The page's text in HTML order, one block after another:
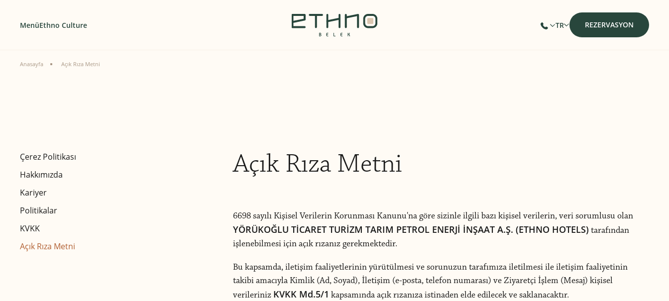
MenüEthno Culture TR REZERVASYON
Anasayfa Açık Rıza Metni
Çerez Politikası
Hakkımızda
Kariyer
Politikalar
KVKK
Açık Rıza Metni
Açık Rıza Metni
6698 sayılı Kişisel Verilerin Korunması Kanunu'na göre sizinle ilgili bazı kişisel verilerin, veri sorumlusu olan
YÖRÜKOĞLU TİCARET TURİZM TARIM PETROL ENERJİ İNŞAAT A.Ş. (ETHNO HOTELS) tarafından
işlenebilmesi için açık rızanız gerekmektedir.
Bu kapsamda, iletişim faaliyetlerinin yürütülmesi ve sorunuzun tarafımıza iletilmesi ile iletişim faaliyetinin
takibi amacıyla Kimlik (Ad, Soyad), İletişim (e-posta, telefon numarası) ve Ziyaretçi İşlem (Mesaj) kişisel
verileriniz KVKK Md.5/1 kapsamında açık rızanıza istinaden elde edilecek ve saklanacaktır.